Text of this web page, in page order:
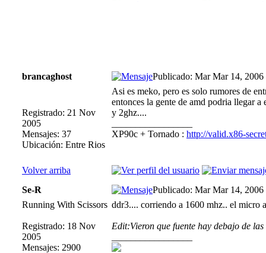
brancaghost Publicado: Mar Mar 14, 2006
Registrado: 21 Nov
2005
Mensajes: 37
Ubicación: Entre Rios
Asi es meko, pero es solo rumores de
entonces la gente de amd podria llegar
y 2ghz....
XP90c + Tornado : http://valid.x86-
Volver arriba
Se-R
Publicado: Mar Mar 14, 2006
Running With Scissors
Registrado: 18 Nov
2005
Mensajes: 2900
ddr3.... corriendo a 1600 mhz.. el micro
Edit:Vieron que fuente hay debajo de